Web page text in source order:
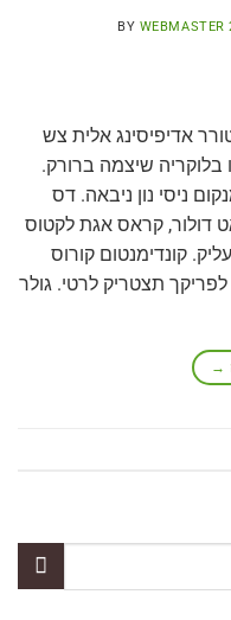
BY WEBMASTER
אדיפיסינג אלית צש
בלוקריה שיצמה ברורק.
ניסי נון ניבאה. דס
דולור, קראס אגת לקטוס
קונדימנטום קורוס
תצטריק לרטי. גולר
→